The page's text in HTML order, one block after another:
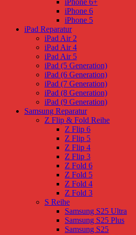
iPhone 6+
iPhone 6
iPhone 5
iPad Reparatur
iPad Air 2
iPad Air 4
iPad Air 5
iPad (5 Generation)
iPad (6 Generation)
iPad (7 Generation)
iPad (8 Generation)
iPad (9 Generation)
Samsung Reparatur
Z Flip & Fold Reihe
Z Flip 6
Z Flip 5
Z Flip 4
Z Flip 3
Z Fold 6
Z Fold 5
Z Fold 4
Z Fold 3
S Reihe
Samsung S25 Ultra
Samsung S25 Plus
Samsung S25